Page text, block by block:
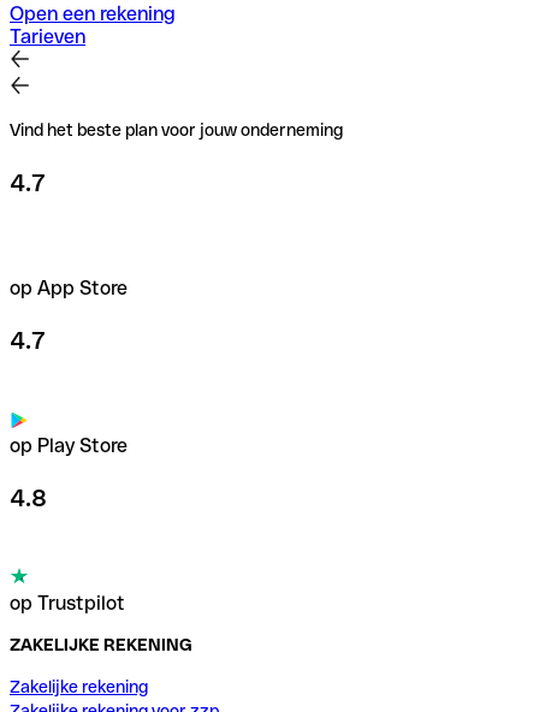
Open een rekening
Tarieven
Vind het beste plan voor jouw onderneming
4.7
op App Store
4.7
op Play Store
4.8
op Trustpilot
ZAKELIJKE REKENING
Zakelijke rekening